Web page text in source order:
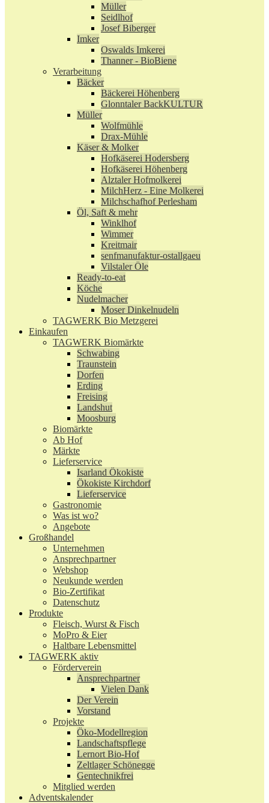
Müller
Seidlhof
Josef Biberger
Imker
Oswalds Imkerei
Thanner - BioBiene
Verarbeitung
Bäcker
Bäckerei Höhenberg
Glonntaler BackKULTUR
Müller
Wolfmühle
Drax-Mühle
Käser & Molker
Hofkäserei Hodersberg
Hofkäserei Höhenberg
Alztaler Hofmolkerei
MilchHerz - Eine Molkerei
Milchschafhof Perlesham
Öl, Saft & mehr
Winklhof
Wimmer
Kreitmair
senfmanufaktur-ostallgaeu
Vilstaler Öle
Ready-to-eat
Köche
Nudelmacher
Moser Dinkelnudeln
TAGWERK Bio Metzgerei
Einkaufen
TAGWERK Biomärkte
Schwabing
Traunstein
Dorfen
Erding
Freising
Landshut
Moosburg
Biomärkte
Ab Hof
Märkte
Lieferservice
Isarland Ökokiste
Ökokiste Kirchdorf
Lieferservice
Gastronomie
Was ist wo?
Angebote
Großhandel
Unternehmen
Ansprechpartner
Webshop
Neukunde werden
Bio-Zertifikat
Datenschutz
Produkte
Fleisch, Wurst & Fisch
MoPro & Eier
Haltbare Lebensmittel
TAGWERK aktiv
Förderverein
Ansprechpartner
Vielen Dank
Der Verein
Vorstand
Projekte
Öko-Modellregion
Landschaftspflege
Lernort Bio-Hof
Zeltlager Schönegge
Gentechnikfrei
Mitglied werden
Adventskalender